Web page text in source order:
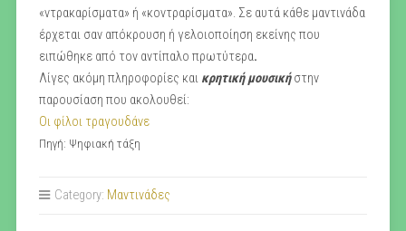
«ντρακαρίσματα» ή «κοντραρίσματα». Σε αυτά κάθε μαντινάδα
έρχεται σαν απόκρουση ή γελοιοποίηση εκείνης που
ειπώθηκε από τον αντίπαλο πρωτύτερα.
Λίγες ακόμη πληροφορίες και κρητική μουσικήστην
παρουσίαση που ακολουθεί:
Οι φίλοι τραγουδάνε
Πηγή: Ψηφιακή τάξη
Category: Μαντινάδες